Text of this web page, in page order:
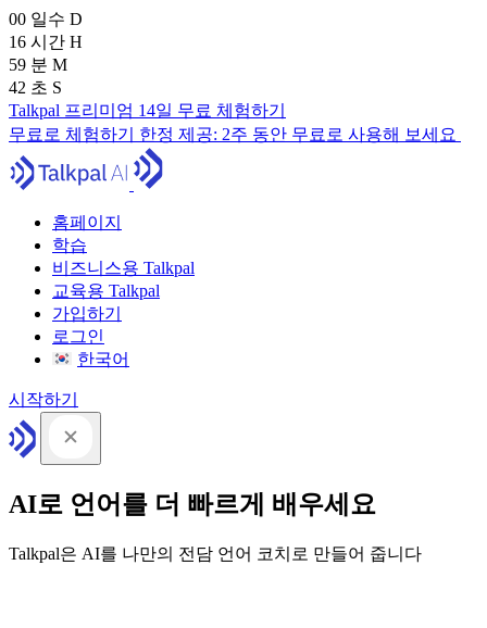
00 일수 D
16 시간 H
59 분 M
41 초 S
Talkpal 프리미엄 14일 무료 체험하기
무료로 체험하기 한정 제공: 2주 동안 무료로 사용해 보세요
홈페이지
학습
비즈니스용 Talkpal
교육용 Talkpal
가입하기
로그인
한국어
시작하기
AI로 언어를 더 빠르게 배우세요
Talkpal은 AI를 나만의 전담 언어 코치로 만들어 줍니다